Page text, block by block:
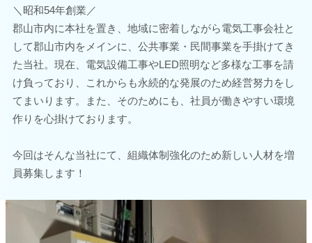
＼昭和54年創業／
郡山市内に本社を置き、地域に密着しながら電気工事会社と
して郡山市内をメインに、公共事業・民間事業を手掛けてき
た当社。現在、電気設備工事やLED照明など多様な工事を請
け負っており、これからも永続的な発展のため経営努力をし
てまいります。また、そのためにも、社員が働きやすい環境
作りを心掛けております。
今回はそんな当社にて、組織体制強化のため新しい人材を増
員募集します！